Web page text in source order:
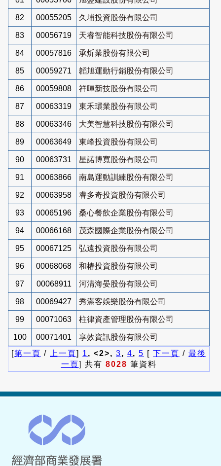
82 00055205 久埔投資股份有限公司
83 00056719 天睿智能科技股份有限公司
84 00057816 承炘業股份有限公司
85 00059271 韜旭運動行銷股份有限公司
86 00059808 祥暉新技股份有限公司
87 00063319 東禾環業股份有限公司
88 00063346 大美智慧科技股份有限公司
89 00063649 東峰投資股份有限公司
90 00063731 星諾博寬股份有限公司
91 00063866 南島運動訓練股份有限公司
92 00063958 睿多奇投資股份有限公司
93 00065196 桑心餐飲企業股份有限公司
94 00066168 茂森國際企業股份有限公司
95 00067125 弘遠投資股份有限公司
96 00068068 和椿投資股份有限公司
97 00068911 河清海晏股份有限公司
98 00069427 秀滿客娛樂股份有限公司
99 00071063 柱律資產管理股份有限公司
100 00071401
享效資訊股份有限公司
[第一頁 / 上一頁] 1 , <2>, 3, 4, 5 [ 下一頁 / 最後
一頁] 共有 8028 筆資料